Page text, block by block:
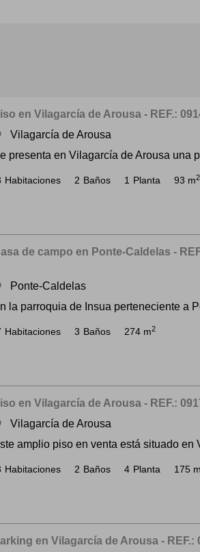
en Vilagarcía de Arousa - REF.:
Vilagarcía de Arousa
presenta en Vilagarcía de Arousa una
Habitaciones 2 Baños 1 Planta 93 m2
de campo en Ponte-Caldelas -
Ponte-Caldelas
la parroquia de Insua perteneciente a
Habitaciones 3 Baños 274 m2
en Vilagarcía de Arousa - REF.:
Vilagarcía de Arousa
amplio piso en venta está situado en
Habitaciones 2 Baños 4 Planta 175 m
en Vilagarcía de Arousa - REF.: